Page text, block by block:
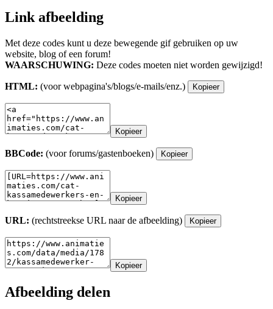
Link afbeelding
Met deze codes kunt u deze bewegende gif gebruiken op uw
website, blog of een forum!
WAARSCHUWING: Deze codes moeten niet worden gewijzigd!
HTML: (voor webpagina's/blogs/e-mails/enz.) Kopieer
Kopieer
BBCode: (voor forums/gastenboeken) Kopieer
Kopieer
URL: (rechtstreekse URL naar de afbeelding) Kopieer
Kopieer
Afbeelding delen